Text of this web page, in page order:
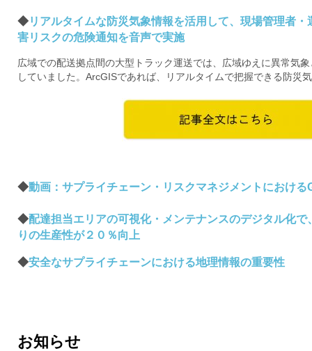
◆リアルタイムな防災気象情報を活用して、現場管理者
害リスクの危険通知を音声で実施
広域での配送拠点間の大型トラック運送では、広域ゆえに異常気
していました。ArcGISであれば、リアルタイムで把握できる防災
◆動画：サプライチェーン・リスクマネジメントにおける
◆配達担当エリアの可視化・メンテナンスのデジタル化
りの生産性が２０％向上
◆安全なサプライチェーンにおける地理情報の重要性
お知らせ